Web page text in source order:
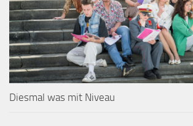
Diesmal was mit Niveau